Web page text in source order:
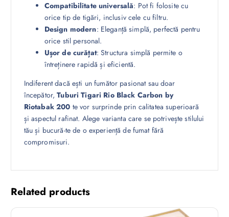
Compatibilitate universală: Pot fi folosite cu
orice tip de tigări, inclusiv cele cu filtru.
Design modern: Eleganță simplă, perfectă pentru
orice stil personal.
Ușor de curățat: Structura simplă permite o
întreținere rapidă și eficientă.
Indiferent dacă ești un fumător pasionat sau doar
începător,Tuburi Tigari Rio Black Carbon by
Riotabak 200 te vor surprinde prin calitatea superioară
și aspectul rafinat. Alege varianta care se potrivește stilului
tău și bucură-te de o experiență de fumat fără
compromisuri.
Related products